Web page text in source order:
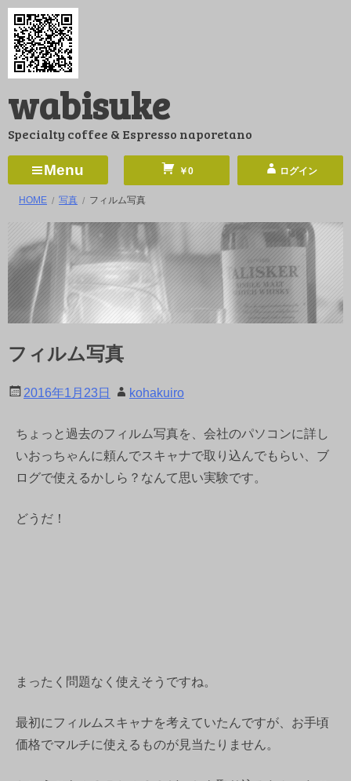
コ
ン
ツ
ス
ッ
wabisuke
Specialty coffee & Espresso naporetano
Menu ￥0 ログイン
HOME 写真 フィルム写真
フィルム写真
2016年1月23日 kohakuiro
ちょっと過去のフィルム写真を、会社のパソコンに詳し
いおっちゃんに頼んでスキャナで取り込んでもらい、ブ
ログで使えるかしら？なんて思い実験です。
どうだ！
まったく問題なく使えそうですね。
最初にフィルムスキャナを考えていたんですが、お手頃
価格でマルチに使えるものが見当たりません。